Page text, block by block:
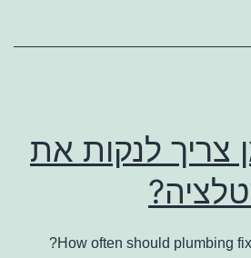
צריך לנקות את
How often should plumbing